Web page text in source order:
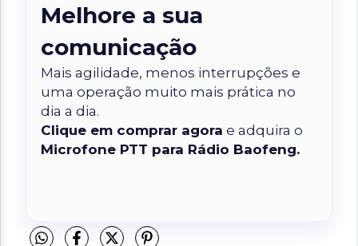
Melhore a sua
comunicação
Mais agilidade, menos interrupções e
uma operação muito mais prática no
dia a dia.
Clique em comprar agora e adquira o
Microfone PTT para Rádio Baofeng.